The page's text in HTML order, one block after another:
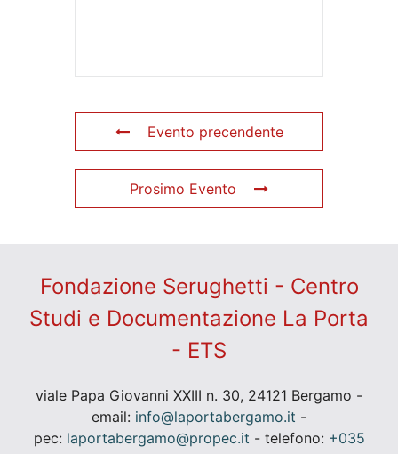
Evento precendente
Prosimo Evento
Fondazione Serughetti - Centro
Studi e Documentazione La Porta
- ETS
viale Papa Giovanni XXIII n. 30, 24121 Bergamo -
email: info@laportabergamo.it -
pec: laportabergamo@propec.it - telefono: +035